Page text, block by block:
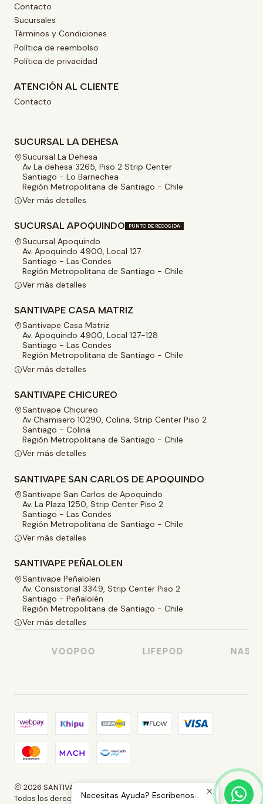
Contacto
Sucursales
Términos y Condiciones
Política de reembolso
Política de privacidad
ATENCIÓN AL CLIENTE
Contacto
SUCURSAL LA DEHESA
Sucursal La Dehesa
Av La dehesa 3265, Piso 2 Strip Center
Santiago - Lo Barnechea
Región Metropolitana de Santiago - Chile
Ver más detalles
SUCURSAL APOQUINDO PUNTO DE RECOGIDA
Sucursal Apoquindo
Av. Apoquindo 4900, Local 127
Santiago - Las Condes
Región Metropolitana de Santiago - Chile
Ver más detalles
SANTIVAPE CASA MATRIZ
Santivape Casa Matriz
Av. Apoquindo 4900, Local 127-128
Santiago - Las Condes
Región Metropolitana de Santiago - Chile
Ver más detalles
SANTIVAPE CHICUREO
Santivape Chicureo
Av Chamisero 10290, Colina, Strip Center Piso 2
Santiago - Colina
Región Metropolitana de Santiago - Chile
Ver más detalles
SANTIVAPE SAN CARLOS DE APOQUINDO
Santivape San Carlos de Apoquindo
Av. La Plaza 1250, Strip Center Piso 2
Santiago - Las Condes
Región Metropolitana de Santiago - Chile
Ver más detalles
SANTIVAPE PEÑALOLEN
Santivape Peñalolen
Av. Consistorial 3349, Strip Center Piso 2
Santiago - Peñalolén
Región Metropolitana de Santiago - Chile
Ver más detalles
VOOPOO LIFEPOD NASTY
2026 SANTIVAPE.
Todos los derechos reservados.Necesitas Ayuda? Escribenos.